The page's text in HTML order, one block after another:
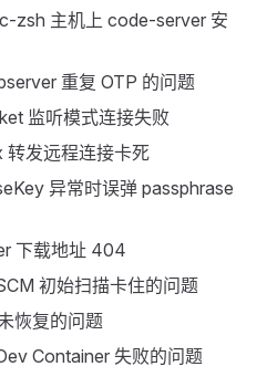
zsh 主机上 code-server 安
重复 OTP 的问题
监听模式连接失败
转发远程连接卡死
异常时误弹 passphrase
下载地址 404
初始扫描卡住的问题
恢复的问题
Container 失败的问题